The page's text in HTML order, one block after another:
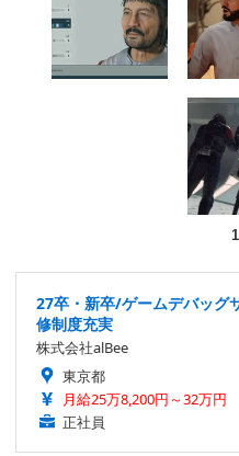
1
27卒・新卒/ゲームデバッグ
修制度充実
株式会社alBee
東京都
月給25万8,200円～32万円
正社員